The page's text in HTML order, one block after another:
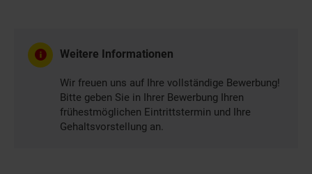
Weitere Informationen
Wir freuen uns auf Ihre vollständige Bewerbung!
Bitte geben Sie in Ihrer Bewerbung Ihren
frühestmöglichen Eintrittstermin und Ihre
Gehaltsvorstellung an.